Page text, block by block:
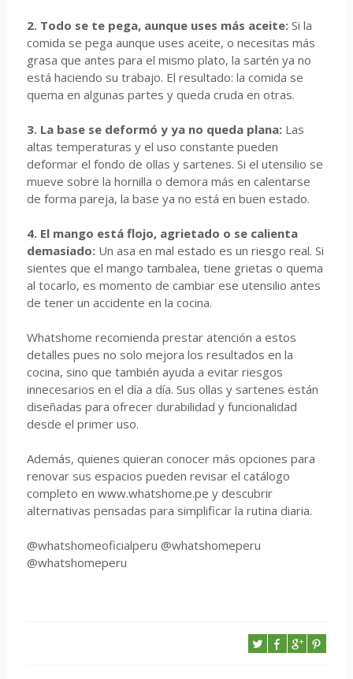
2. Todo se te pega, aunque uses más aceite: Si la
comida se pega aunque uses aceite, o necesitas más
grasa que antes para el mismo plato, la sartén ya no
está haciendo su trabajo. El resultado: la comida se
quema en algunas partes y queda cruda en otras.
3. La base se deformó y ya no queda plana: Las
altas temperaturas y el uso constante pueden
deformar el fondo de ollas y sartenes. Si el utensilio se
mueve sobre la hornilla o demora más en calentarse
de forma pareja, la base ya no está en buen estado.
4. El mango está flojo, agrietado o se calienta
demasiado: Un asa en mal estado es un riesgo real. Si
sientes que el mango tambalea, tiene grietas o quema
al tocarlo, es momento de cambiar ese utensilio antes
de tener un accidente en la cocina.
Whatshome recomienda prestar atención a estos
detalles pues no solo mejora los resultados en la
cocina, sino que también ayuda a evitar riesgos
innecesarios en el día a día. Sus ollas y sartenes están
diseñadas para ofrecer durabilidad y funcionalidad
desde el primer uso.
Además, quienes quieran conocer más opciones para
renovar sus espacios pueden revisar el catálogo
completo en www.whatshome.pe y descubrir
alternativas pensadas para simplificar la rutina diaria.
@whatshomeoficialperu @whatshomeperu
@whatshomeperu